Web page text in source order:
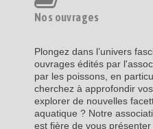
Nos ouvrages
Plongez dans l’univers
ouvrages édités par
par les poissons, en
cherchez à approfondir
explorer de nouvelles
aquatique ? Notre
est fière de vous